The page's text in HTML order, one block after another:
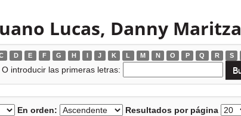
Lucas, Danny Maritza
D E F G H I J K L M N O P Q R S
O introducir las primeras letras:
En orden: Resultados por página